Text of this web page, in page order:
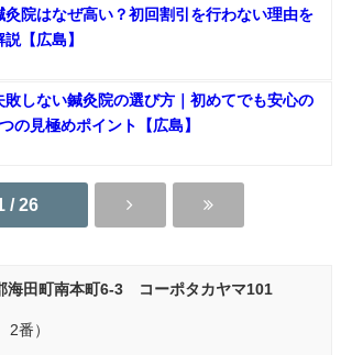
灸院はなぜ高い？初回割引を行わない理由を
説【広島】
敗しない鍼灸院の選び方｜初めてでも安心の
の見極めポイント【広島】
/ 26
海田町南本町6-3 コーポタカヤマ101
番）